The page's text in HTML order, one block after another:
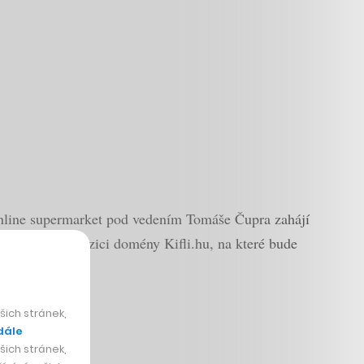
supermarket pod vedením Tomáše Čupra zahájí
dokončil akvizici domény Kifli.hu, na které bude
stránek,
stránek,